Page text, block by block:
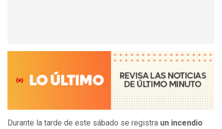
Durante la tarde de este sábado se registra un incendio